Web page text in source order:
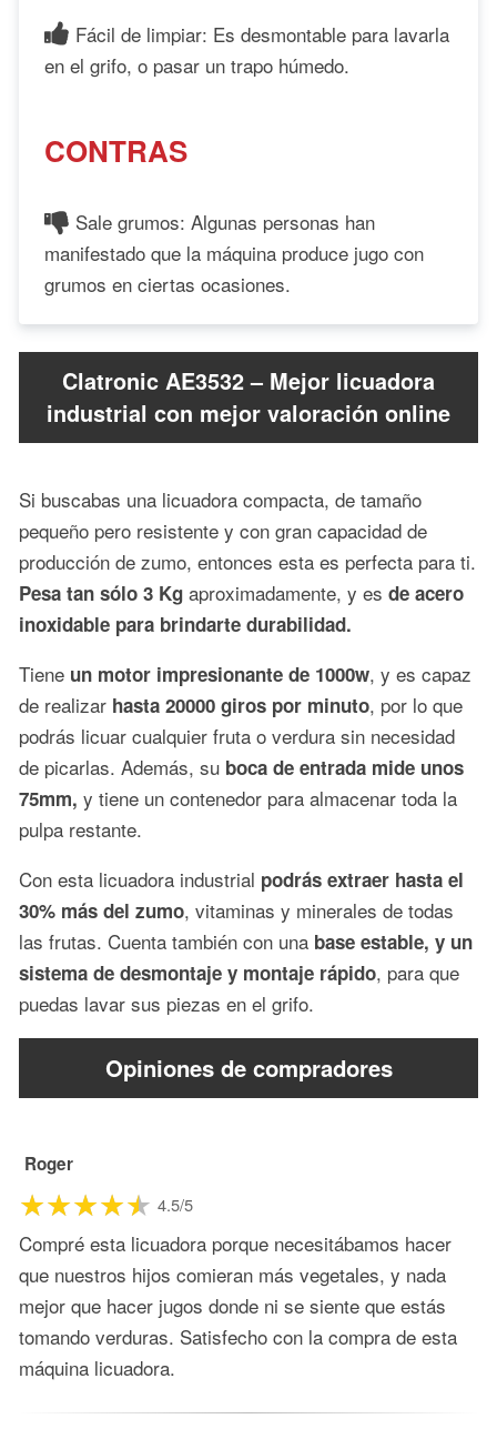
Fácil de limpiar: Es desmontable para lavarla
en el grifo, o pasar un trapo húmedo.
CONTRAS
Sale grumos: Algunas personas han
manifestado que la máquina produce jugo con
grumos en ciertas ocasiones.
Clatronic AE3532 – Mejor licuadora
industrial con mejor valoración online
Si buscabas una licuadora compacta, de tamaño
pequeño pero resistente y con gran capacidad de
producción de zumo, entonces esta es perfecta para ti.
Pesa tan sólo 3 Kg aproximadamente, y es de acero
inoxidable para brindarte durabilidad.
Tiene un motor impresionante de 1000w, y es capaz
de realizar hasta 20000 giros por minuto, por lo que
podrás licuar cualquier fruta o verdura sin necesidad
de picarlas. Además, su boca de entrada mide unos
75mm, y tiene un contenedor para almacenar toda la
pulpa restante.
Con esta licuadora industrial podrás extraer hasta el
30% más del zumo, vitaminas y minerales de todas
las frutas. Cuenta también con una base estable, y un
sistema de desmontaje y montaje rápido, para que
puedas lavar sus piezas en el grifo.
Opiniones de compradores
Roger
4.5/5
Compré esta licuadora porque necesitábamos hacer
que nuestros hijos comieran más vegetales, y nada
mejor que hacer jugos donde ni se siente que estás
tomando verduras. Satisfecho con la compra de esta
máquina licuadora.